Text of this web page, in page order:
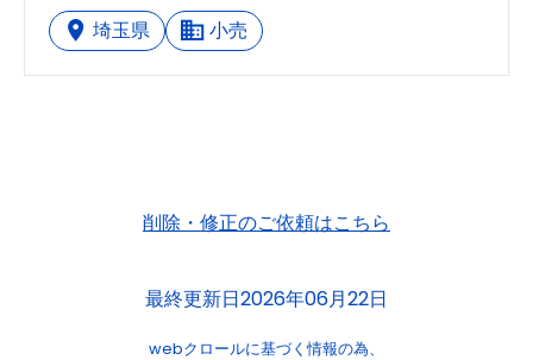
埼玉県 小売
削除・修正のご依頼はこちら
最終更新日2026年06月22日
webクロールに基づく情報の為、